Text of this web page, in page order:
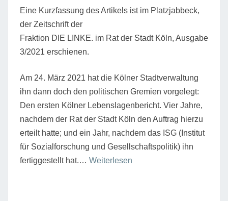
ENDLICH.
Eine Kurzfassung des Artikels ist im Platzjabbeck,
der Zeitschrift der
Fraktion DIE LINKE. im Rat der Stadt Köln, Ausgabe
3/2021 erschienen.
Am 24. März 2021 hat die Kölner Stadtverwaltung
ihn dann doch den politischen Gremien vorgelegt:
Den ersten Kölner Lebenslagenbericht. Vier Jahre,
nachdem der Rat der Stadt Köln den Auftrag hierzu
erteilt hatte; und ein Jahr, nachdem das ISG (Institut
für Sozialforschung und Gesellschaftspolitik) ihn
fertiggestellt hat.… Weiterlesen